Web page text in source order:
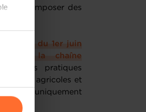
pour imposer des
la
loi du 1er juin
de la chaîne
pratiques
agricoles et
uniquement